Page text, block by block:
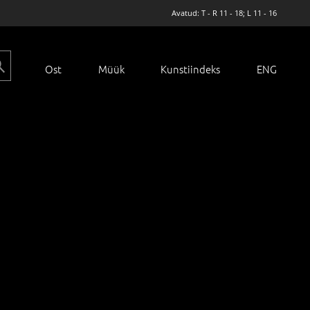
Avatud: T - R 11 - 18; L 11 - 16
Ost Müük Kunstiindeks ENG